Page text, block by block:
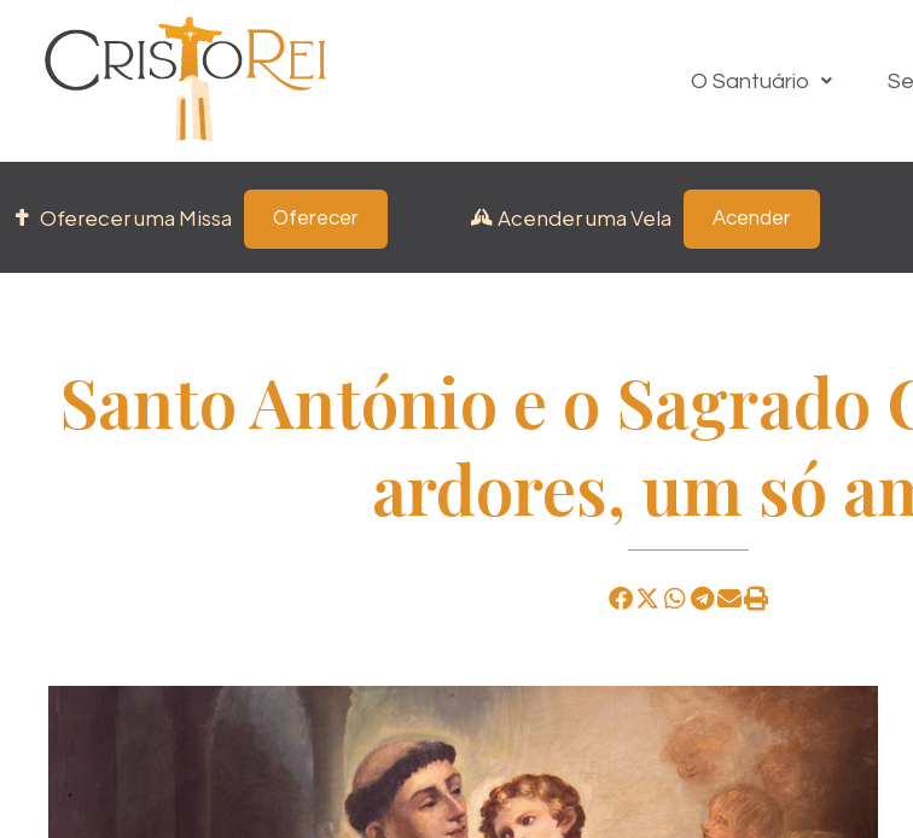
O Santuário
Oferecer uma Missa Oferecer Acender uma Vela Acender
Santo António e o Sagrado
ardores, um só